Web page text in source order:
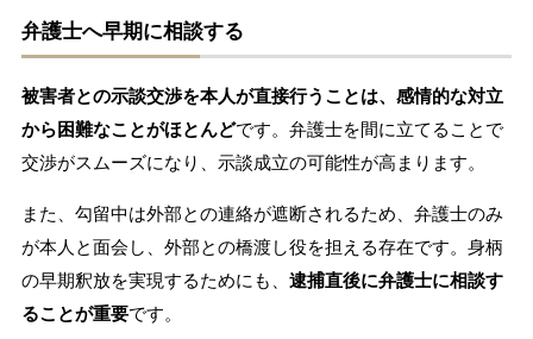
弁護士へ早期に相談する
被害者との示談交渉を本人が直接行うことは、感情的な対立
から困難なことがほとんどです。弁護士を間に立てることで
交渉がスムーズになり、示談成立の可能性が高まります。
また、勾留中は外部との連絡が遮断されるため、弁護士のみ
が本人と面会し、外部との橋渡し役を担える存在です。身柄
の早期釈放を実現するためにも、 逮捕直後に弁護士に相談す
ることが重要です。